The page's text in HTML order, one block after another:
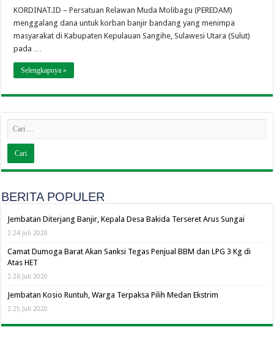
KORDINAT.ID – Persatuan Relawan Muda Molibagu (PEREDAM)
menggalang dana untuk korban banjir bandang yang menimpa
masyarakat di Kabupaten Kepulauan Sangihe, Sulawesi Utara (Sulut)
pada …
Selengkapnya »
BERITA POPULER
Jembatan Diterjang Banjir, Kepala Desa Bakida Terseret Arus Sungai
24 Juli 2020
Camat Dumoga Barat Akan Sanksi Tegas Penjual BBM dan LPG 3 Kg di
Atas HET
26 Juli 2020
Jembatan Kosio Runtuh, Warga Terpaksa Pilih Medan Ekstrim
25 Juli 2020